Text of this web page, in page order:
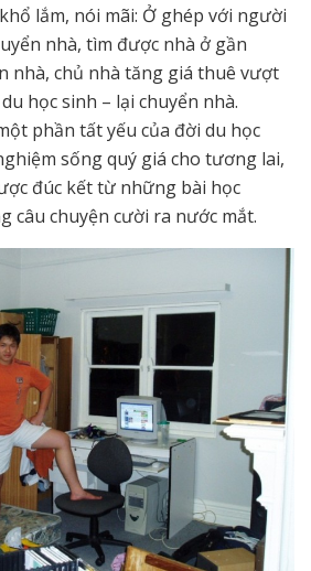
lắm, nói mãi: Ở ghép với người
nhà, tìm được nhà ở gần
nhà, chủ nhà tăng giá thuê vượt
học sinh – lại chuyển nhà.
phần tất yếu của đời du học
sống quý giá cho tương lai,
đúc kết từ những bài học
câu chuyện cười ra nước mắt.